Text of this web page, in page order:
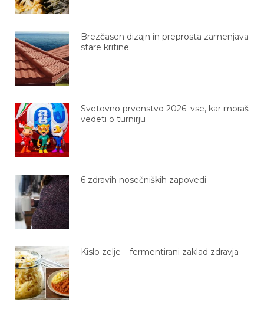
Brezčasen dizajn in preprosta zamenjava
stare kritine
Svetovno prvenstvo 2026: vse, kar moraš
vedeti o turnirju
6 zdravih nosečniških zapovedi
Kislo zelje – fermentirani zaklad zdravja